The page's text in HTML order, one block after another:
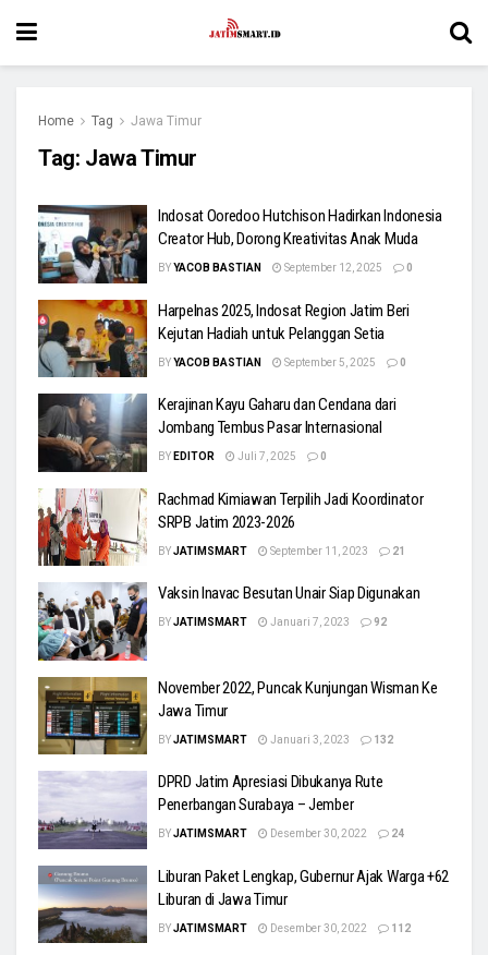
Home Tag Jawa Timur
Tag: Jawa Timur
Indosat Ooredoo Hutchison Hadirkan Indonesia
Creator Hub, Dorong Kreativitas Anak Muda
BYYACOB BASTIAN September 12, 2025 0
Harpelnas 2025, Indosat Region Jatim Beri
Kejutan Hadiah untuk Pelanggan Setia
BYYACOB BASTIAN September 5, 2025 0
Kerajinan Kayu Gaharu dan Cendana dari
Jombang Tembus Pasar Internasional
BY EDITOR Juli 7, 2025 0
Rachmad Kimiawan Terpilih Jadi Koordinator
SRPB Jatim 2023-2026
BYJATIMSMART September 11, 2023 21
Vaksin Inavac Besutan Unair Siap Digunakan
BYJATIMSMART Januari 7, 2023 92
November 2022, Puncak Kunjungan Wisman Ke
Jawa Timur
BYJATIMSMART Januari 3, 2023 132
DPRD Jatim Apresiasi Dibukanya Rute
Penerbangan Surabaya – Jember
BYJATIMSMART Desember 30, 2022 24
Liburan Paket Lengkap, Gubernur Ajak Warga +62
Liburan di Jawa Timur
BYJATIMSMART Desember 30, 2022 112